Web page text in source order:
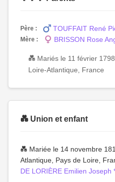
Père : TOUFFAIT René
Mère :
BRISSON Rose
💑 Mariés le 11 février
Loire-Atlantique, France
💑 Union et enfant
💑 Mariée le 14 novembre
Atlantique, Pays de Loire,
DE LORIÈRE Emilien Joseph